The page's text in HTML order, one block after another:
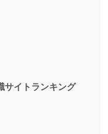
サイトランキング